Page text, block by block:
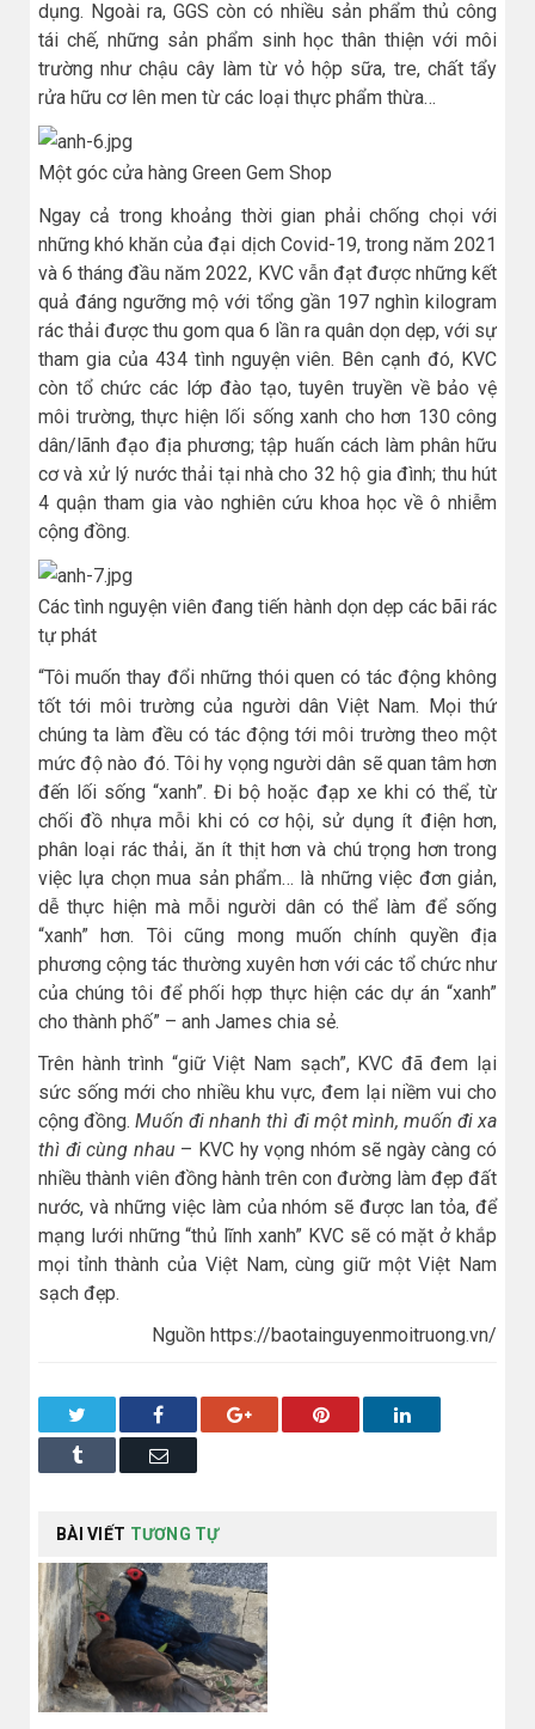
dụng. Ngoài ra, GGS còn có nhiều sản phẩm thủ công
tái chế, những sản phẩm sinh học thân thiện với môi
trường như chậu cây làm từ vỏ hộp sữa, tre, chất tẩy
rửa hữu cơ lên men từ các loại thực phẩm thừa…
Một góc cửa hàng Green Gem Shop
Ngay cả trong khoảng thời gian phải chống chọi với
những khó khăn của đại dịch Covid-19, trong năm 2021
và 6 tháng đầu năm 2022, KVC vẫn đạt được những kết
quả đáng ngưỡng mộ với tổng gần 197 nghìn kilogram
rác thải được thu gom qua 6 lần ra quân dọn dẹp, với sự
tham gia của 434 tình nguyện viên. Bên cạnh đó, KVC
còn tổ chức các lớp đào tạo, tuyên truyền về bảo vệ
môi trường, thực hiện lối sống xanh cho hơn 130 công
dân/lãnh đạo địa phương; tập huấn cách làm phân hữu
cơ và xử lý nước thải tại nhà cho 32 hộ gia đình; thu hút
4 quận tham gia vào nghiên cứu khoa học về ô nhiễm
cộng đồng.
Các tình nguyện viên đang tiến hành dọn dẹp các bãi rác
tự phát
“Tôi muốn thay đổi những thói quen có tác động không
tốt tới môi trường của người dân Việt Nam. Mọi thứ
chúng ta làm đều có tác động tới môi trường theo một
mức độ nào đó. Tôi hy vọng người dân sẽ quan tâm hơn
đến lối sống “xanh”. Đi bộ hoặc đạp xe khi có thể, từ
chối đồ nhựa mỗi khi có cơ hội, sử dụng ít điện hơn,
phân loại rác thải, ăn ít thịt hơn và chú trọng hơn trong
việc lựa chọn mua sản phẩm… là những việc đơn giản,
dễ thực hiện mà mỗi người dân có thể làm để sống
“xanh” hơn. Tôi cũng mong muốn chính quyền địa
phương cộng tác thường xuyên hơn với các tổ chức như
của chúng tôi để phối hợp thực hiện các dự án “xanh”
cho thành phố” – anh James chia sẻ.
Trên hành trình “giữ Việt Nam sạch”, KVC đã đem lại
sức sống mới cho nhiều khu vực, đem lại niềm vui cho
cộng đồng.Muốn đi nhanh thì đi một mình, muốn đi xa
thì đi cùng nhau – KVC hy vọng nhóm sẽ ngày càng có
nhiều thành viên đồng hành trên con đường làm đẹp đất
nước, và những việc làm của nhóm sẽ được lan tỏa, để
mạng lưới những “thủ lĩnh xanh” KVC sẽ có mặt ở khắp
mọi tỉnh thành của Việt Nam, cùng giữ một Việt Nam
sạch đẹp.
Nguồn https://baotainguyenmoitruong.vn/
Facebook Google+ Pinterest LinkedIn
Tumblr Email
BÀI VIẾT TƯƠNG TỰ